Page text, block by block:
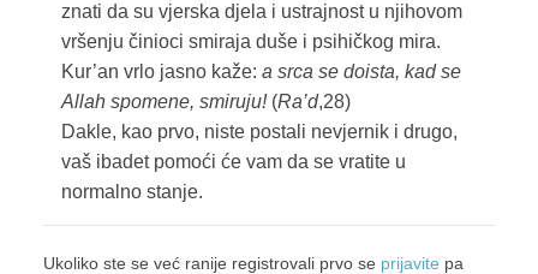
znati da su vjerska djela i ustrajnost u njihovom
vršenju činioci smiraja duše i psihičkog mira.
Kur’an vrlo jasno kaže: a srca se doista, kad se
Allah spomene, smiruju!(Ra’d,28)
Dakle, kao prvo, niste postali nevjernik i drugo,
vaš ibadet pomoći će vam da se vratite u
normalno stanje.
Ukoliko ste se već ranije registrovali prvo se prijavite pa